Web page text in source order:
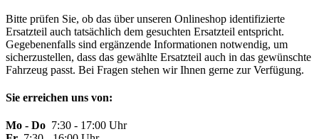
Bitte prüfen Sie, ob das über unseren Onlineshop identifizierte
Ersatzteil auch tatsächlich dem gesuchten Ersatzteil entspricht.
Gegebenenfalls sind ergänzende Informationen notwendig, um
sicherzustellen, dass das gewählte Ersatzteil auch in das gewünschte
Fahrzeug passt. Bei Fragen stehen wir Ihnen gerne zur Verfügung.
Sie erreichen uns von:
Mo - Do 7:30 - 17:00 Uhr